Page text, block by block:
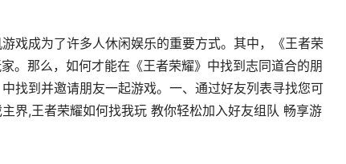
戏成为了许多人休闲娱乐的重要方式。其中，《王者荣
。那么，如何才能在《王者荣耀》中找到志同道合的朋
找到并邀请朋友一起游戏。一、通过好友列表寻找您可
界,王者荣耀如何找我玩 教你轻松加入好友组队 畅享游